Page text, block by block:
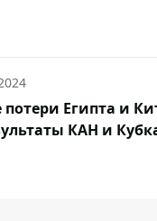
Египта и
КАН и